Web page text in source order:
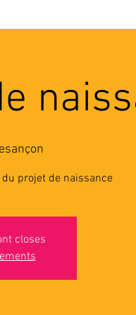
projet de naissance
closes